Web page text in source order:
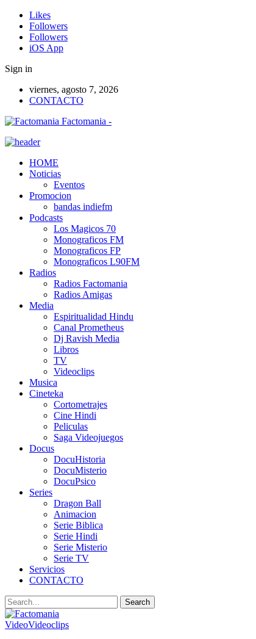
Likes
Followers
Followers
iOS App
Sign in
viernes, agosto 7, 2026
CONTACTO
Factomania -
HOME
Noticias
Eventos
Promocion
bandas indiefm
Podcasts
Los Magicos 70
Monograficos FM
Monograficos FP
Monograficos L90FM
Radios
Radios Factomania
Radios Amigas
Media
Espiritualidad Hindu
Canal Prometheus
Dj Ravish Media
Libros
TV
Videoclips
Musica
Cineteka
Cortometrajes
Cine Hindi
Peliculas
Saga Videojuegos
Docus
DocuHistoria
DocuMisterio
DocuPsico
Series
Dragon Ball
Animacion
Serie Biblica
Serie Hindi
Serie Misterio
Serie TV
Servicios
CONTACTO
VideoVideoclips